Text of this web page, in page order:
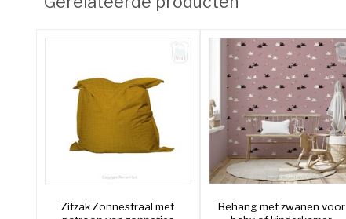
Zitzak Zonnestraal met
Behang met zwanen voor